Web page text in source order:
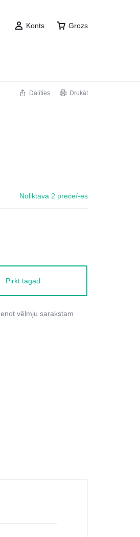
Konts Grozs
Dalīties Drukāt
Noliktavā 2 prece/-es
Pirkt tagad